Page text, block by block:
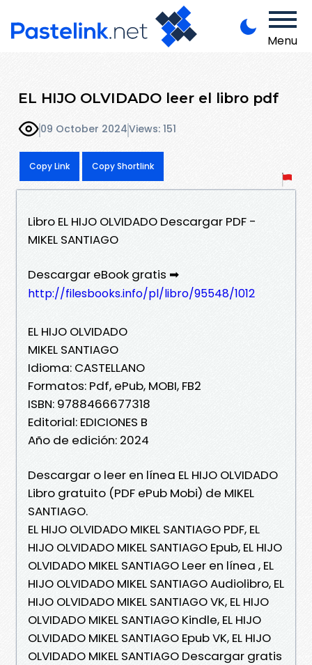
Menu
EL HIJO OLVIDADO leer el libro pdf
09 October 2024Views: 151
Copy Link Copy Shortlink
Libro EL HIJO OLVIDADO Descargar PDF -
MIKEL SANTIAGO
Descargar eBook gratis ➡
http://filesbooks.info/pl/libro/95548/1012
EL HIJO OLVIDADO
MIKEL SANTIAGO
Idioma: CASTELLANO
Formatos: Pdf, ePub, MOBI, FB2
ISBN: 9788466677318
Editorial: EDICIONES B
Año de edición: 2024
Descargar o leer en línea EL HIJO OLVIDADO
Libro gratuito (PDF ePub Mobi) de MIKEL
SANTIAGO.
EL HIJO OLVIDADO MIKEL SANTIAGO PDF, EL
HIJO OLVIDADO MIKEL SANTIAGO Epub, EL HIJO
OLVIDADO MIKEL SANTIAGO Leer en línea , EL
HIJO OLVIDADO MIKEL SANTIAGO Audiolibro, EL
HIJO OLVIDADO MIKEL SANTIAGO VK, EL HIJO
OLVIDADO MIKEL SANTIAGO Kindle, EL HIJO
OLVIDADO MIKEL SANTIAGO Epub VK, EL HIJO
OLVIDADO MIKEL SANTIAGO Descargar gratis